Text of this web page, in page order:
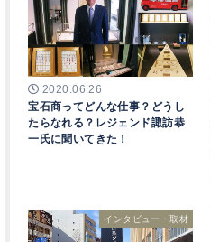
2020.06.26
宝石商ってどんな仕事？どうし
たらなれる？レジェンド諏訪恭
一氏に聞いてきた！
インタビュー・取材